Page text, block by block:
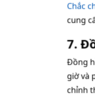
Chắc
cung
7.
Đồng
giờ và
chỉnh